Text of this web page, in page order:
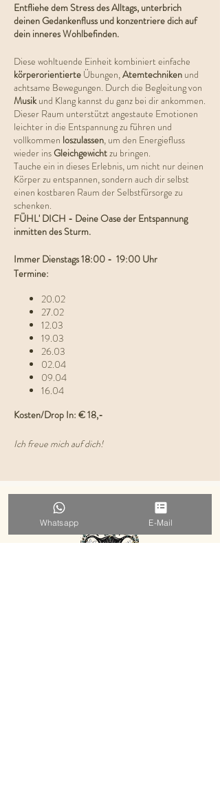
Entfliehe dem Stress des Alltags, unterbrich
deinen Gedankenfluss und konzentriere dich auf
dein inneres Wohlbefinden.
Diese wohltuende Einheit kombiniert einfache
körperorientierte Übungen,Atemtechniken und
achtsame Bewegungen. Durch die Begleitung von
Musikund Klang kannst du ganz bei dir ankommen.
Dieser Raum unterstützt angestaute Emotionen
leichter in die Entspannung zu führen und
vollkommen loszulassen, um den Energiefluss
wieder insGleichgewichtzu bringen.
Tauche ein in dieses Erlebnis, um nicht nur deinen
Körper zu entspannen, sondern auch dir selbst
einen kostbaren Raum der Selbstfürsorge zu
schenken.
FÜHL' DICH - Deine Oase der Entspannung
inmitten des Sturm.
Immer Dienstags 18:00 - 19:00 Uhr
Termine:
20.02
27.02
12.03
19.03
26.03
02.04
09.04
16.04
Kosten/Drop In: € 18,-
Ich freue mich auf dich!
Whatsapp E-Mail